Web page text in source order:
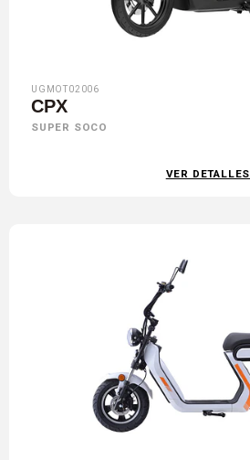
UGMOT02006
CPX
SUPER SOCO
VER DETALLES